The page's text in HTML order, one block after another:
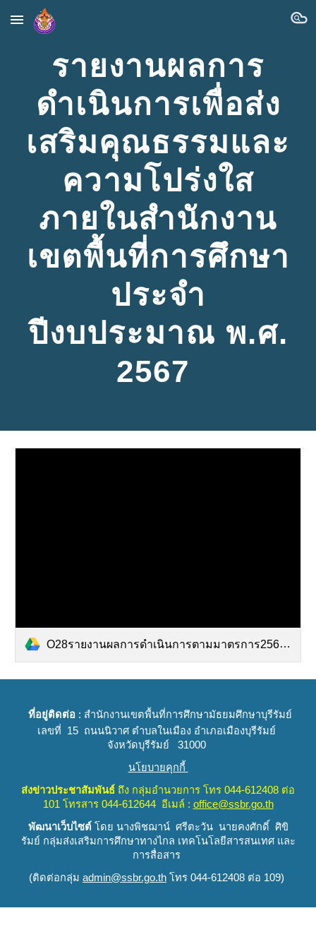
Skip to main content Skip to navigation
รายงานผลการ
ดำเนินการเพื่อส่ง
เสริมคุณธรรมและ
ความโปร่งใส
ภายในสำนักงาน
เขตพื้นที่การศึกษา
ประจำ
ปีงบประมาณ พ.ศ.
2567
O28รายงานผลการดำเนินการตามมาตรการ2567.pdf
ที่อยู่ติดต่อ : สำนักงานเขตพื้นที่การศึกษามัธยมศึกษาบุรีรัมย์
เลขที่ 15 ถนนนิวาศ ตำบลในเมือง อำเภอเมืองบุรีรัมย์
จังหวัดบุรีรัมย์ 31000
นโยบายคุกกี้
ส่งข่าวประชาสัมพันธ์ ถึง กลุ่มอำนวยการ โทร 044-612408 ต่อ
101 โทรสาร 044-612644 อีเมล์ : office@ssbr.go.th
พัฒนาเว็บไซต์ โดย นางพิชฌาน์ ศรีตะวัน นายคงศักดิ์ ศิขิ
รัมย์ กลุ่มส่งเสริมการศึกษาทางไกล เทคโนโลยีสารสนเทศ และ
การสื่อสาร
(ติดต่อกลุ่ม admin@ssbr.go.th โทร 044-612408 ต่อ 109)